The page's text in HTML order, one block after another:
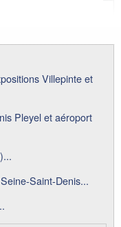
Villepinte et
Pleyel et aéroport
Saint-Denis...